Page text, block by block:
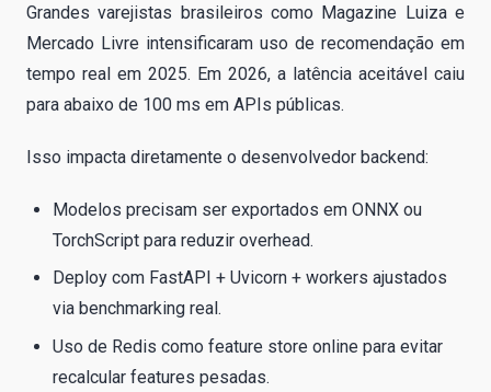
Grandes varejistas brasileiros como Magazine Luiza e
Mercado Livre intensificaram uso de recomendação em
tempo real em 2025. Em 2026, a latência aceitável caiu
para abaixo de 100 ms em APIs públicas.
Isso impacta diretamente o desenvolvedor backend:
Modelos precisam ser exportados em ONNX ou
TorchScript para reduzir overhead.
Deploy com FastAPI + Uvicorn + workers ajustados
via benchmarking real.
Uso de Redis como feature store online para evitar
recalcular features pesadas.